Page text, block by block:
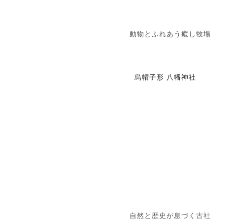
動物とふれあう癒し牧場
烏帽子形 八幡神社
自然と歴史が息づく古社